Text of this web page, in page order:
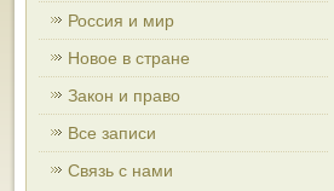
Россия и мир
Новое в стране
Закон и право
Все записи
Связь с нами